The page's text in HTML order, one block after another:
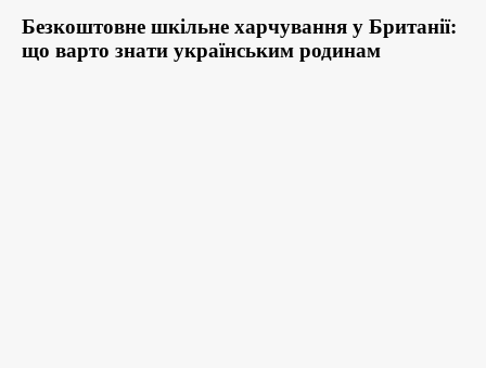
Безкоштовне шкільне харчування у Британії:
що варто знати українським родинам